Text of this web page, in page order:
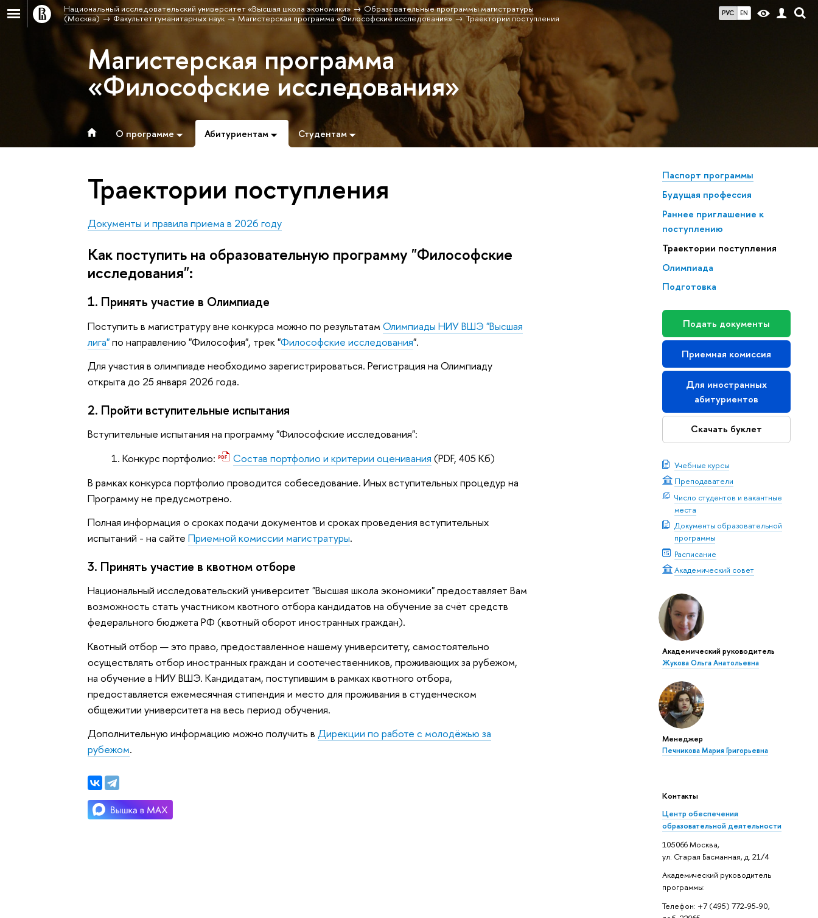
РУС EN
Национальный исследовательский университет «Высшая школа экономики»
Образовательные программы магистратуры
(Москва)
Факультет гуманитарных наук Магистерская программа «Философские исследования» Траектории поступления
Магистерская программа
«Философские исследования»
О программе Абитуриентам Студентам
Паспорт программы
Будущая профессия
Раннее приглашение к
поступлению
Траектории поступления
Олимпиада
Подготовка
Подать документы
Приемная комиссия
Для иностранных
абитуриентов
Скачать буклет
Учебные курсы
Преподаватели
Число студентов и вакантные
места
Документы образовательной
программы
Расписание
Академический совет
Академический руководитель
Жукова Ольга Анатольевна
Менеджер
Печникова Мария Григорьевна
Контакты
Центр обеспечения
образовательной деятельности
105066 Москва,
ул. Старая Басманная, д. 21/4
Академический руководитель
программы:
Телефон: +7 (495) 772-95-90,
Траектории поступления
Документы и правила приема в 2026 году
Как поступить на образовательную программу "Философские
исследования":
1. Принять участие в Олимпиаде
Поступить в магистратуру вне конкурса можно по результатамОлимпиады НИУ ВШЭ "Высшая
лига"по направлению "Философия", трек "Философские исследования".
Для участия в олимпиаде необходимо зарегистрироваться. Регистрация на Олимпиаду
открыта до 25 января 2026 года.
2. Пройти вступительные испытания
Вступительные испытания на программу "Философские исследования":
Конкурс портфолио:
Состав портфолио и критерии оценивания (PDF, 405 Кб)
В рамках конкурса портфолио проводится собеседование. Иных вступительных процедур на
Программу не предусмотрено.
Полная информация о сроках подачи документов и сроках проведения вступительных
испытаний - на сайтеПриемной комиссии магистратуры.
3. Принять участие в квотном отборе
Национальный исследовательский университет "Высшая школа экономики" предоставляет Вам
возможность стать участником квотного отбора кандидатов на обучение за счёт средств
федерального бюджета РФ (квотный оборот иностранных граждан).
Квотный отбор — это право, предоставленное нашему университету, самостоятельно
осуществлять отбор иностранных граждан и соотечественников, проживающих за рубежом,
на обучение в НИУ ВШЭ. Кандидатам, поступившим в рамках квотного отбора,
предоставляется ежемесячная стипендия и место для проживания в студенческом
общежитии университета на весь период обучения.
Дополнительную информацию можно получить вДирекции по работе с молодёжью за
рубежом.